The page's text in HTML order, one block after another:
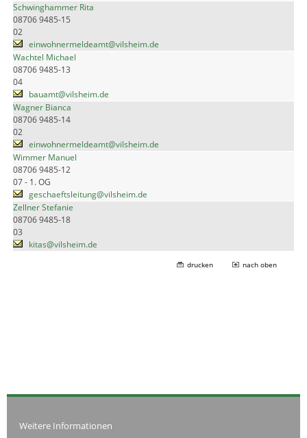
Schwinghammer Rita
08706 9485-15
02
einwohnermeldeamt@vilsheim.de
Wachtel Michael
08706 9485-13
04
bauamt@vilsheim.de
Wagner Bianca
08706 9485-14
02
einwohnermeldeamt@vilsheim.de
Wimmer Manuel
08706 9485-12
07 - 1. OG
geschaeftsleitung@vilsheim.de
Zellner Stefanie
08706 9485-18
03
kitas@vilsheim.de
drucken nach oben
Weitere Informationen